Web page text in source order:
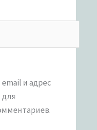
и адрес
для